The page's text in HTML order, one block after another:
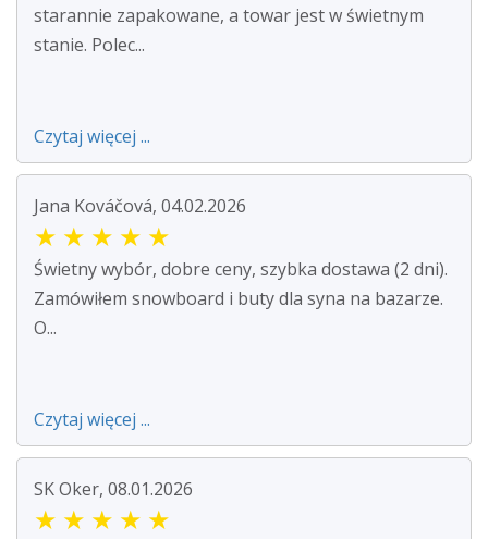
starannie zapakowane, a towar jest w świetnym
stanie. Polec...
Czytaj więcej ...
Jana Kováčová, 04.02.2026
★ ★ ★ ★ ★
Świetny wybór, dobre ceny, szybka dostawa (2 dni).
Zamówiłem snowboard i buty dla syna na bazarze.
O...
Czytaj więcej ...
SK Oker, 08.01.2026
★ ★ ★ ★ ★